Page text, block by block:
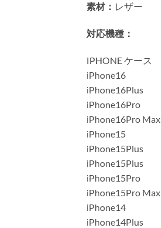
素材： レザー
対応機種：
IPHONE ケース
iPhone16
iPhone16Plus
iPhone16Pro
iPhone16Pro Max
iPhone15
iPhone15Plus
iPhone15Plus
iPhone15Pro
iPhone15Pro Max
iPhone14
iPhone14Plus